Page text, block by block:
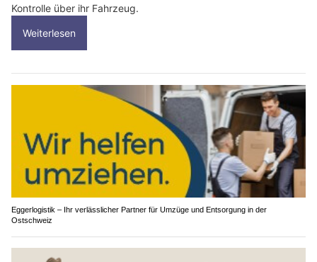
Kontrolle über ihr Fahrzeug.
Weiterlesen
Eggerlogistik – Ihr verlässlicher Partner für Umzüge und Entsorgung in der
Ostschweiz